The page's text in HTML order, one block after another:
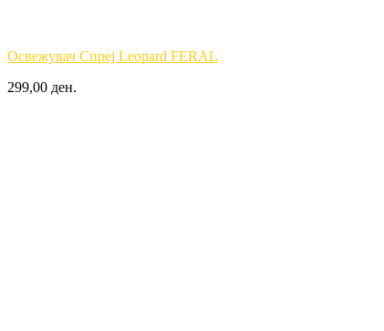
Освежувач Спреј Leopard FERAL
299,00 ден.